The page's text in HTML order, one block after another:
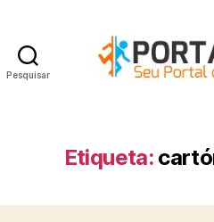
Pesquisar
Etiqueta: